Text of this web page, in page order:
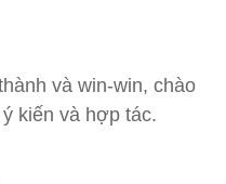
và win-win, chào
kiến và hợp tác.